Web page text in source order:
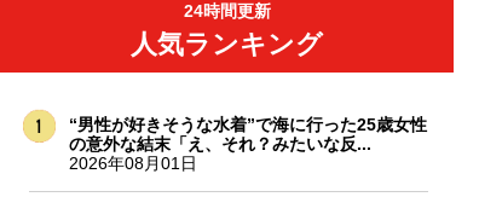
24時間更新
人気ランキング
“男性が好きそうな水着”で海に行った25歳女性
の意外な結末「え、それ？みたいな反...
2026年08月01日